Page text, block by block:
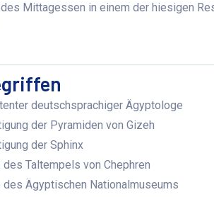
Mittagessen in einem der hiesigen
deutschsprachiger Ägyptologe
der Pyramiden von Gizeh
der Sphinx
des Taltempels von Chephren
des Ägyptischen Nationalmuseums